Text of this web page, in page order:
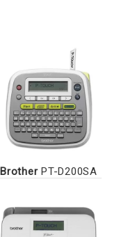
BrotherPT-D200SA